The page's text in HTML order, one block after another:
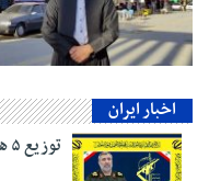
اخبار ایران
توزیع ۵ هزار بسته معیشتی یلدایی بین نیازمندان